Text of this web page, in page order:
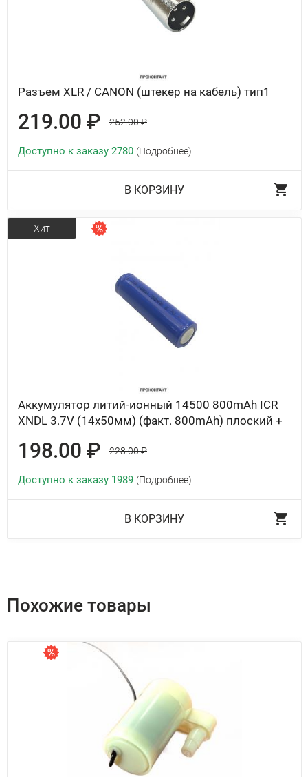
Разъем XLR / CANON (штекер на кабель) тип1
219.00 ₽ 252.00 ₽
Доступно к заказу 2780 (Подробнее)
В КОРЗИНУ
Аккумулятор литий-ионный 14500 800mAh ICR
XNDL 3.7V (14x50мм) (факт. 800mAh) плоский +
198.00 ₽ 228.00 ₽
Хит
Доступно к заказу 1989 (Подробнее)
В КОРЗИНУ
Похожие товары